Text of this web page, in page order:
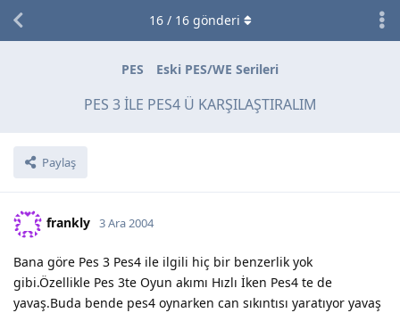
PES Eski PES/WE Serileri
PES 3 İLE PES4 Ü KARŞILAŞTIRALIM
Paylaş
16/ 16gönderi
frankly 3 Ara 2004
Bana göre Pes 3 Pes4 ile ilgili hiç bir benzerlik yok
gibi.Özellikle Pes 3te Oyun akımı Hızlı İken Pes4 te de
yavaş.Buda bende pes4 oynarken can sıkıntısı yaratıyor yavaş